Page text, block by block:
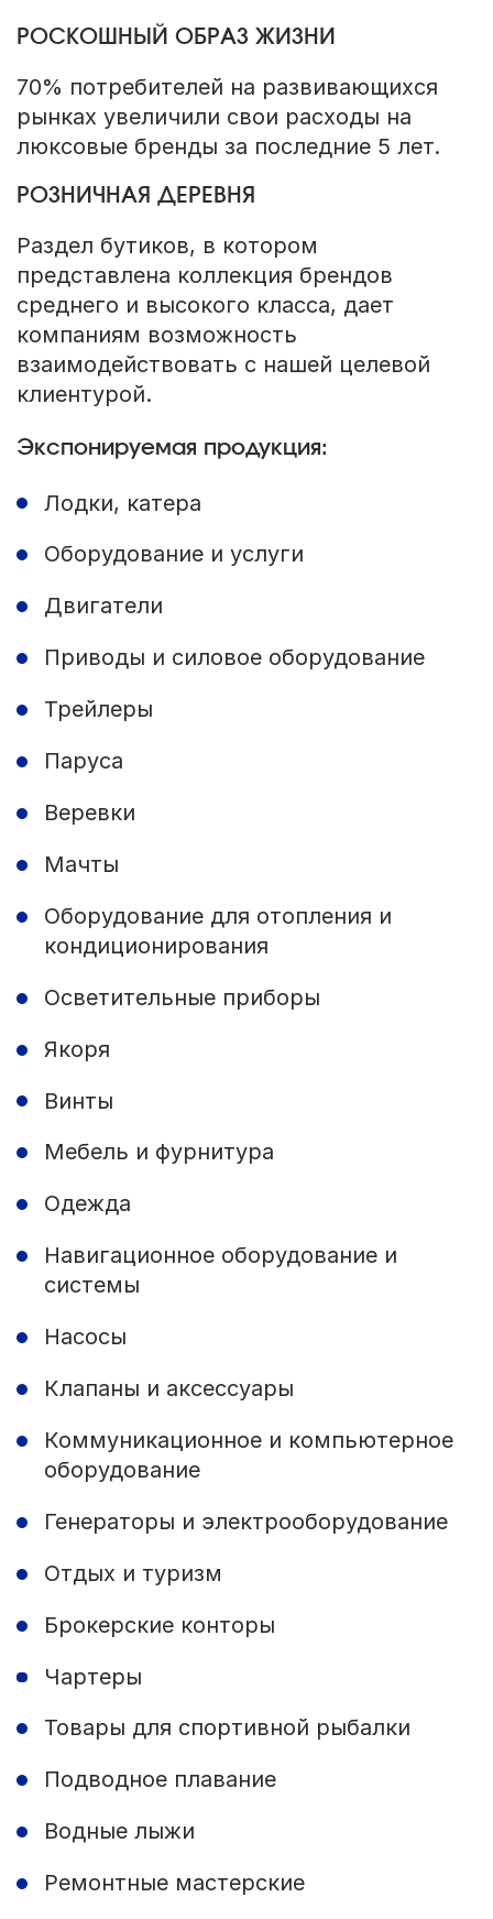
РОСКОШНЫЙ ОБРАЗ ЖИЗНИ
70% потребителей на развивающихся
рынках увеличили свои расходы на
люксовые бренды за последние 5 лет.
РОЗНИЧНАЯ ДЕРЕВНЯ
Раздел бутиков, в котором
представлена коллекция брендов
среднего и высокого класса, дает
компаниям возможность
взаимодействовать с нашей целевой
клиентурой.
Экспонируемая продукция:
Лодки, катера
Оборудование и услуги
Двигатели
Приводы и силовое оборудование
Трейлеры
Паруса
Веревки
Мачты
Оборудование для отопления и
кондиционирования
Осветительные приборы
Якоря
Винты
Мебель и фурнитура
Одежда
Навигационное оборудование и
системы
Насосы
Клапаны и аксессуары
Коммуникационное и компьютерное
оборудование
Генераторы и электрооборудование
Отдых и туризм
Брокерские конторы
Чартеры
Товары для спортивной рыбалки
Подводное плавание
Водные лыжи
Ремонтные мастерские